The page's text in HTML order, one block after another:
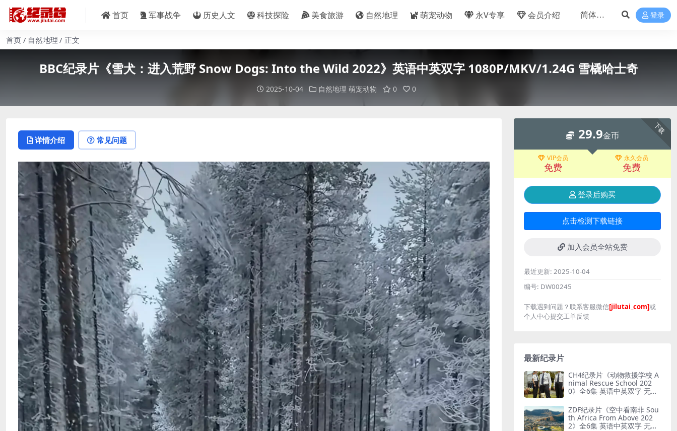
首页 军事战争 历史人文 科技探险 美食旅游 自然地理 萌宠动物 永V专享 会员介绍 登录
首页 自然地理 正文
BBC纪录片《雪犬：进入荒野 Snow Dogs: Into the Wild 2022》英语中英双字 1080P/MKV/1.24G 雪橇哈士奇
2025-10-04 自然地理 萌宠动物 0 0
详情介绍 常见问题
下载
29.9金币
VIP会员
免费
永久会员
免费
登录后购买
点击检测下载链接
加入会员全站免费
最近更新: 2025-10-04
编号: DW00245
下载遇到问题？联系客服微信[jilutai_com]或
个人中心提交工单反馈
最新纪录片
CH4纪录片《动物救援学校 A
nimal Rescue School 202
0》全6集 英语中英双字 无水
ZDF纪录片《空中看南非 Sou
th Africa From Above 202
2》全6集 英语中英双字 无水